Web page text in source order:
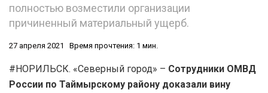
полностью возместили организации
причиненный материальный ущерб.
27 апреля 2021 Время прочтения: 1 мин.
#НОРИЛЬСК. «Северный город» – Сотрудники ОМВД
России по Таймырскому району доказали вину